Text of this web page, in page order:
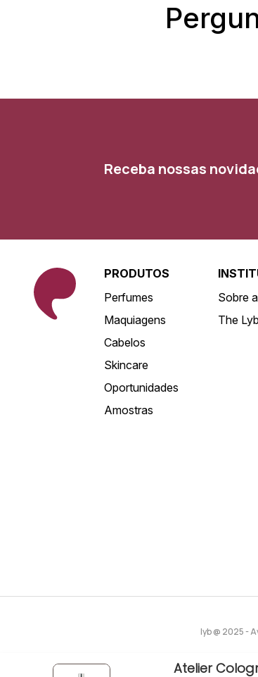
Receba nossas
PRODUTOS
Perfumes
Maquiagens
Cabelos
Skincare
Oportunidades
Amostras
Sobre
The
lyb @ 2025 -
Atelier